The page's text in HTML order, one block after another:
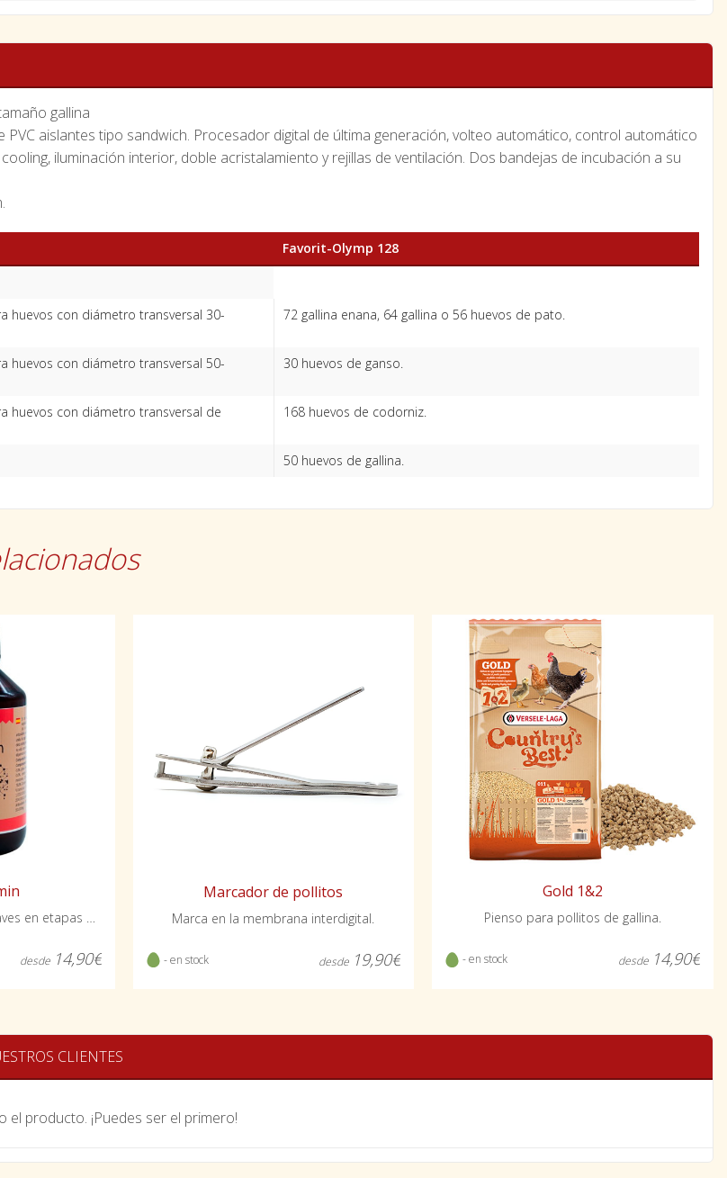
gallina
PVC aislantes tipo sandwich. Procesador digital de última generación, volteo automático, control automático
iluminación interior, doble acristalamiento y rejillas de ventilación. Dos bandejas de incubación a su
Favorit-Olymp 128
huevos con diámetro transversal 30-
72 gallina enana, 64 gallina o 56 huevos de pato.
huevos con diámetro transversal 50-
30 huevos de ganso.
huevos con diámetro transversal de
168 huevos de codorniz.
50 huevos de gallina.
Refuerzo vitamínico para aves en etapas exigentes
desde 14,90€
Marcador de pollitos
Marca en la membrana interdigital.
- en stock desde 19,90€
Gold 1&2
Pienso para pollitos de gallina.
- en stock desde 14,90€
CLIENTES
el producto. ¡Puedes ser el primero!